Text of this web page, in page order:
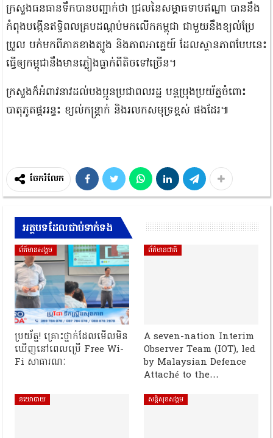
ក្រសួងធនធានទឹកបានបញ្ជាក់ថា ជ្រលនៃសម្ពាធទាបឥណ្ឌា បាននឹង
កំពុងបង្កើនឥទ្ធិពលគ្របដណ្តប់មកលើកកម្ពុជា ជាមួយនឹងខ្យល់ប្រែ
ប្រួល បក់មកពីភាគខាងត្បូង និងភាពអាគ្នេយ៍ ដែលស្ថានភាពបែបនេះ
ធ្វើឲ្យកម្ពុជានឹងមានភ្លៀងធ្លាក់ពីតិចទៅច្រើន។
ក្រសួងក៏អំពាវនាវដល់បងប្អូនប្រជាពលរដ្ឋ បន្តប្រុងប្រយ័ត្នចំពោះ
បាតុភូតផ្គររន្ទះ ខ្យល់កន្ត្រាក់ និងរលកសមុទ្រខ្ពស់ ផងដែរ៕
ចែករំលែក
អត្ថបទដែលជាប់ទាក់ទង
ព័ត៍មានសង្គម
ប្រយ័ត្ន! គ្រោះថ្នាក់ដែលមើលមិន
ឃើញនៅពេលប្រើ Free Wi-
Fi សាធារណៈ
ព័ត៌មានជាតិ
A seven-nation Interim
Observer Team (IOT), led
by Malaysian Defence
Attaché to the…
នយោបាយ សន្តិសុខសង្គម